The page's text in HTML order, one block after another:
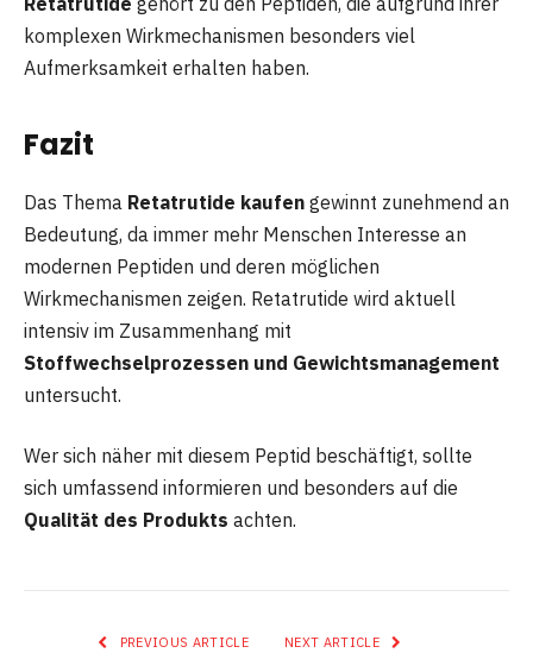
komplexen Wirkmechanismen besonders viel
Aufmerksamkeit erhalten haben.
Fazit
Das Thema Retatrutide kaufen gewinnt zunehmend an
Bedeutung, da immer mehr Menschen Interesse an
modernen Peptiden und deren möglichen
Wirkmechanismen zeigen. Retatrutide wird aktuell
intensiv im Zusammenhang mit
Stoffwechselprozessen und Gewichtsmanagement
untersucht.
Wer sich näher mit diesem Peptid beschäftigt, sollte
sich umfassend informieren und besonders auf die
Qualität des Produkts achten.
PREVIOUS ARTICLE NEXT ARTICLE